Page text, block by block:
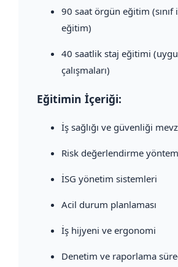
90 saat örgün eğitim (sınıf
eğitim)
40 saatlik staj eğitimi
çalışmaları)
Eğitimin İçeriği:
İş sağlığı ve güvenliği
Risk değerlendirme
İSG yönetim sistemleri
Acil durum planlaması
İş hijyeni ve ergonomi
Denetim ve raporlama